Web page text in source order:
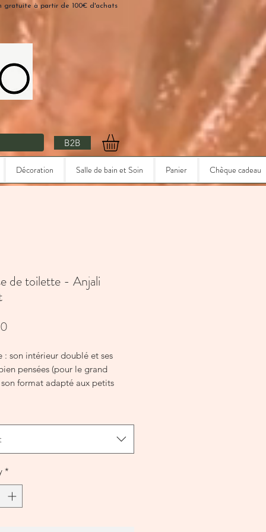
gratuite à partir de 100€ d'achats
B2B
Décoration Salle de bain et Soin Panier Chèque cadeau
de toilette - Anjali
: son intérieur doublé et ses
pensées (pour le grand
format adapté aux petits
zippée, pompons faits
vertical, intérieur
compartiments pour le
modèle) : 23 × 10 cm
(grand modèle) : 26 × 15 cm
*